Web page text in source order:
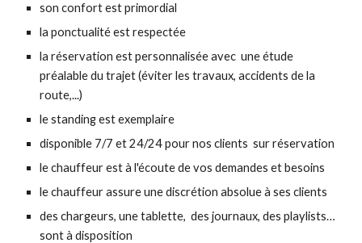
son confort est primordial
la ponctualité est respectée
la réservation est personnalisée avec une étude
préalable du trajet (éviter les travaux, accidents de la
route,...)
le standing est exemplaire
disponible 7/7 et 24/24 pour nos clients sur réservation
le chauffeur est à l'écoute de vos demandes et besoins
le chauffeur assure une discrétion absolue à ses clients
des chargeurs, une tablette, des journaux, des playlists…
sont à disposition